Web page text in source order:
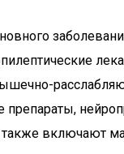
включают